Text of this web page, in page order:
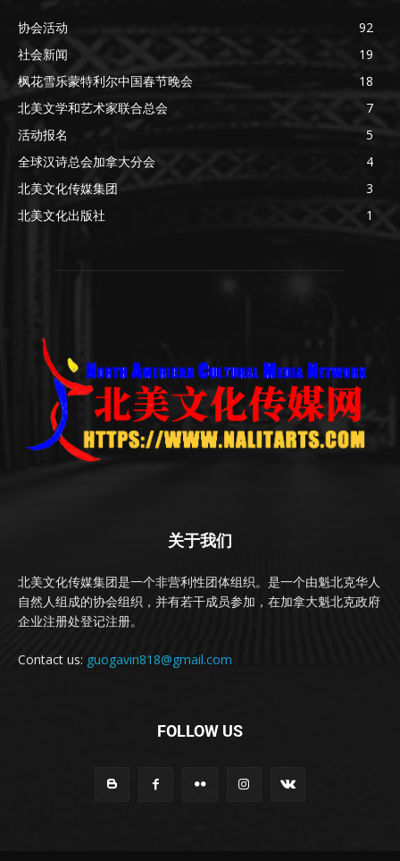
协会活动
92
社会新闻
19
枫花雪乐蒙特利尔中国春节晚会
18
北美文学和艺术家联合总会
7
活动报名
5
全球汉诗总会加拿大分会
4
北美文化传媒集团
3
北美文化出版社
1
关于我们
北美文化传媒集团是一个非营利性团体组织。是一个由魁北克华人
自然人组成的协会组织，并有若干成员参加，在加拿大魁北克政府
企业注册处登记注册。
Contact us: guogavin818@gmail.com
FOLLOW US